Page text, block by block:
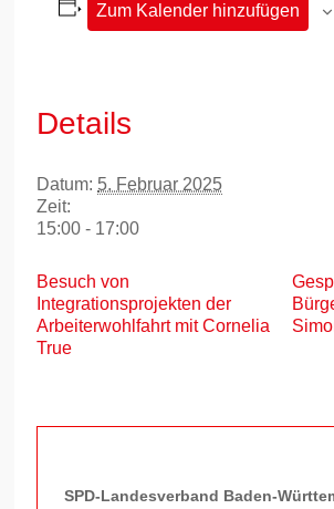
Zum Kalender hinzufügen
Details
Datum: 5. Februar 2025
Zeit:
15:00 - 17:00
Besuch von
Integrationsprojekten der
Arbeiterwohlfahrt mit Cornelia
True
SPD-Landesverband Baden-